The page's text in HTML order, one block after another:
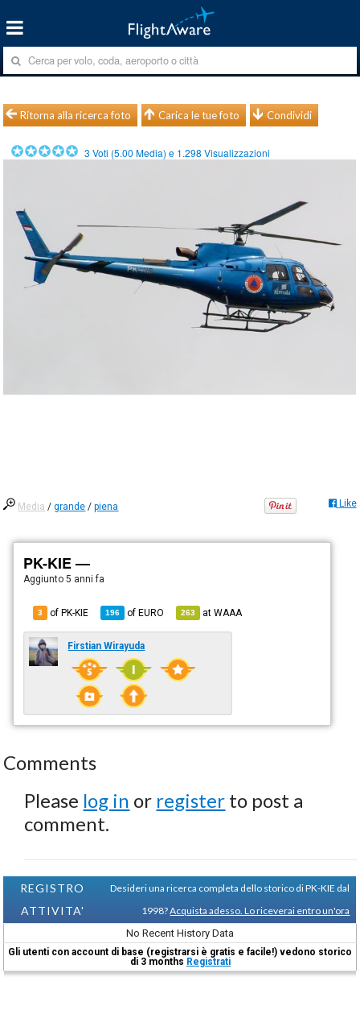
Ritorna alla ricerca foto Carica le tue foto Condividi
3 Voti (5.00 Media) e 1.298 Visualizzazioni
Media /grande /piena Like
PK-KIE —
Aggiunto5 anni fa
3 of PK-KIE 196 ofEURO 263 atWAAA
Firstian Wirayuda
Comments
Please log in or register to post a
comment.
REGISTRO
ATTIVITA'
Desideri una ricerca completa dello storico di PK-KIE dal
1998?Acquista adesso. Lo riceverai entro un'ora
No Recent History Data
Gli utenti con account di base (registrarsi è gratis e facile!) vedono storico
di 3 months Registrati